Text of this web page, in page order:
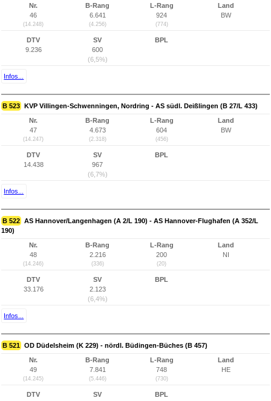
Nr.
46
(14.248)
B-Rang
6.641
(4.256)
L-Rang
924
(774)
Land
BW
DTV
9.236
SV
600
(6,5%)
BPL
Infos...
B 523 KVP Villingen-Schwenningen, Nordring - AS südl. Deißlingen (B 27/L 433)
Nr.
47
(14.247)
B-Rang
4.673
(2.318)
L-Rang
604
(456)
Land
BW
DTV
14.438
SV
967
(6,7%)
BPL
Infos...
B 522 AS Hannover/Langenhagen (A 2/L 190) - AS Hannover-Flughafen (A 352/L
190)
Nr.
48
(14.246)
B-Rang
2.216
(336)
L-Rang
200
(20)
Land
NI
DTV
33.176
SV
2.123
(6,4%)
BPL
Infos...
B 521 OD Düdelsheim (K 229) - nördl. Büdingen-Büches (B 457)
Nr.
49
(14.245)
B-Rang
7.841
(5.446)
L-Rang
748
(730)
Land
HE
DTV
SV
BPL